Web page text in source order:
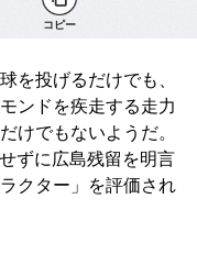
コピー
を投げるだけでも、
ンドを疾走する走力
けでもないようだ。
ずに広島残留を明言
クター」を評価され